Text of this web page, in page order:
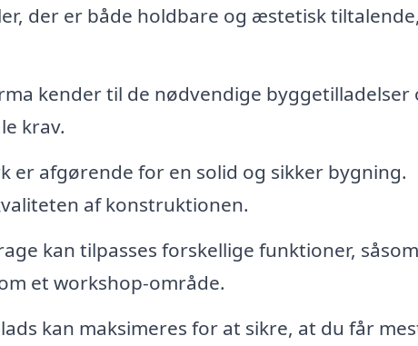
der er både holdbare og æstetisk
kender til de nødvendige byggetilladelser
krav.
er afgørende for en solid og sikker bygning.
af konstruktionen.
kan tilpasses forskellige funktioner, såsom
et workshop-område.
kan maksimeres for at sikre, at du får